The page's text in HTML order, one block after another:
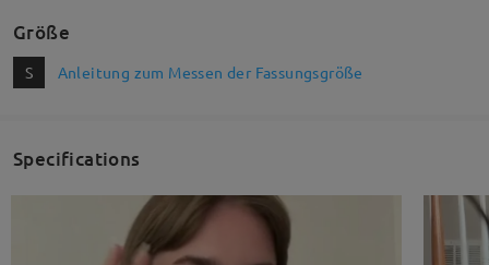
Größe
S Anleitung zum Messen der Fassungsgröße
Specifications